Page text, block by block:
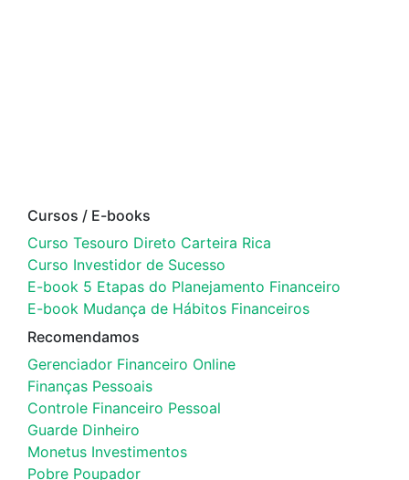
Cursos / E-books
Curso Tesouro Direto Carteira Rica
Curso Investidor de Sucesso
E-book 5 Etapas do Planejamento Financeiro
E-book Mudança de Hábitos Financeiros
Recomendamos
Gerenciador Financeiro Online
Finanças Pessoais
Controle Financeiro Pessoal
Guarde Dinheiro
Monetus Investimentos
Pobre Poupador